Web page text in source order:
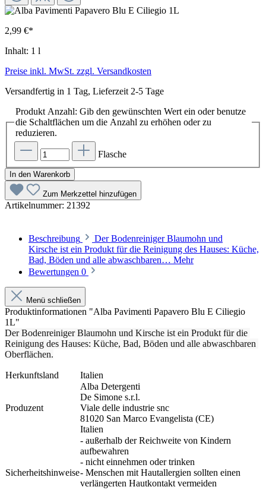
2,99 €*
Inhalt: 1 l
Preise inkl. MwSt. zzgl. Versandkosten
Versandfertig in 1 Tag, Lieferzeit 2-5 Tage
Produkt Anzahl: Gib den gewünschten Wert ein oder benutze
die Schaltflächen um die Anzahl zu erhöhen oder zu
reduzieren.
Flasche
In den Warenkorb
Zum Merkzettel hinzufügen
Artikelnummer: 21392
Beschreibung
Der Bodenreiniger Blaumohn und
Kirsche ist ein Produkt für die Reinigung des Hauses: Küche,
Bad, Böden und alle abwaschbaren… Mehr
Bewertungen 0
Menü schließen
Produktinformationen "Alba Pavimenti Papavero Blu E Ciliegio
1L"
Der Bodenreiniger Blaumohn und Kirsche ist ein Produkt für die
Reinigung des Hauses: Küche, Bad, Böden und alle abwaschbaren
Oberflächen.
Herkunftsland Italien
Produzent
Alba Detergenti
De Simone s.r.l.
Viale delle industrie snc
81020 San Marco Evangelista (CE)
Italien
Sicherheitshinweise
- außerhalb der Reichweite von Kindern
aufbewahren
- nicht einnehmen oder trinken
- Menschen mit Hautallergien sollten einen
verlängerten Hautkontakt vermeiden